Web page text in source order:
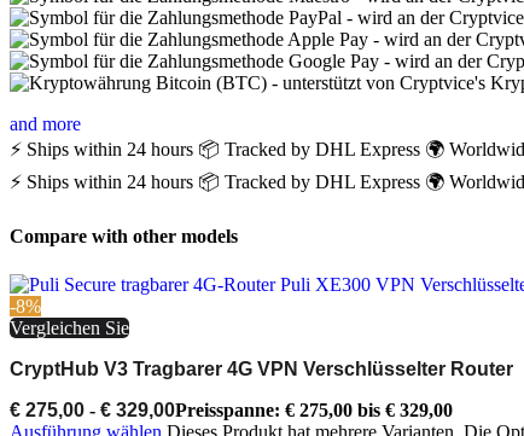
and more
⚡ Ships within 24 hours 📦 Tracked by DHL Express 🌍
⚡ Ships within 24 hours 📦 Tracked by DHL Express 🌍
Compare with other models
-8%
Vergleichen Sie
CryptHub V3 Tragbarer 4G VPN Verschlüsselter Router
€ 275,00 - € 329,00Preisspanne: € 275,00 bis € 329,00
Ausführung wählen Dieses Produkt hat mehrere Varianten. Die